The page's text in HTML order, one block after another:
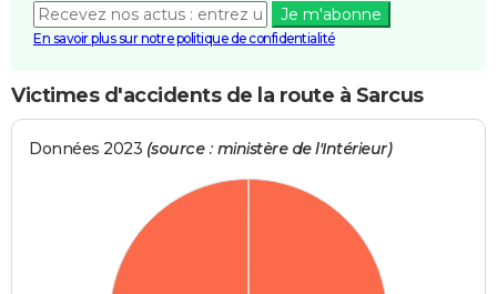
Je m'abonne
En savoir plus sur notre politique de confidentialité
Victimes d'accidents de la route à Sarcus
Données 2023 (source : ministère de l'Intérieur)